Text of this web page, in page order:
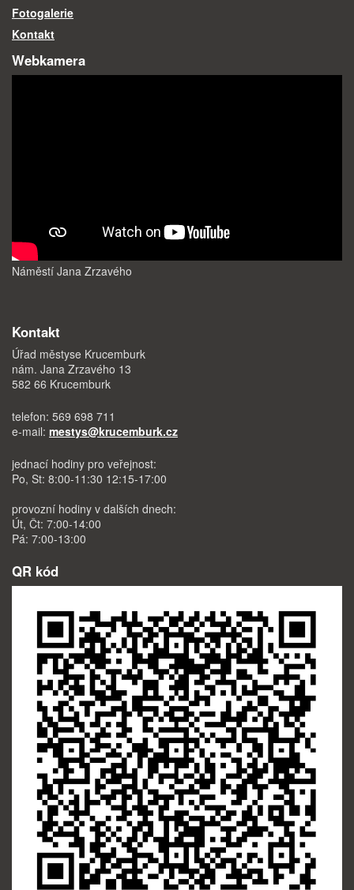
Fotogalerie
Kontakt
Webkamera
Náměstí Jana Zrzavého
Kontakt
Úřad městyse Krucemburk
nám. Jana Zrzavého 13
582 66 Krucemburk
telefon: 569 698 711
e-mail: mestys@krucemburk.cz
jednací hodiny pro veřejnost:
Po, St: 8:00-11:30 12:15-17:00
provozní hodiny v dalších dnech:
Út, Čt: 7:00-14:00
Pá: 7:00-13:00
QR kód